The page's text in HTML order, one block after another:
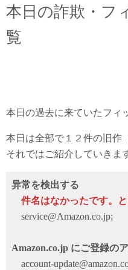
本日の詐欺・フ
覧
本日の過去に来ていたフィ
本日は全部で１２件の旧作
それではご紹介していきま
异常を検出する
件名はなかったです。
service@Amazon.co.jp;
Amazon.co.jp にご登録の
account-